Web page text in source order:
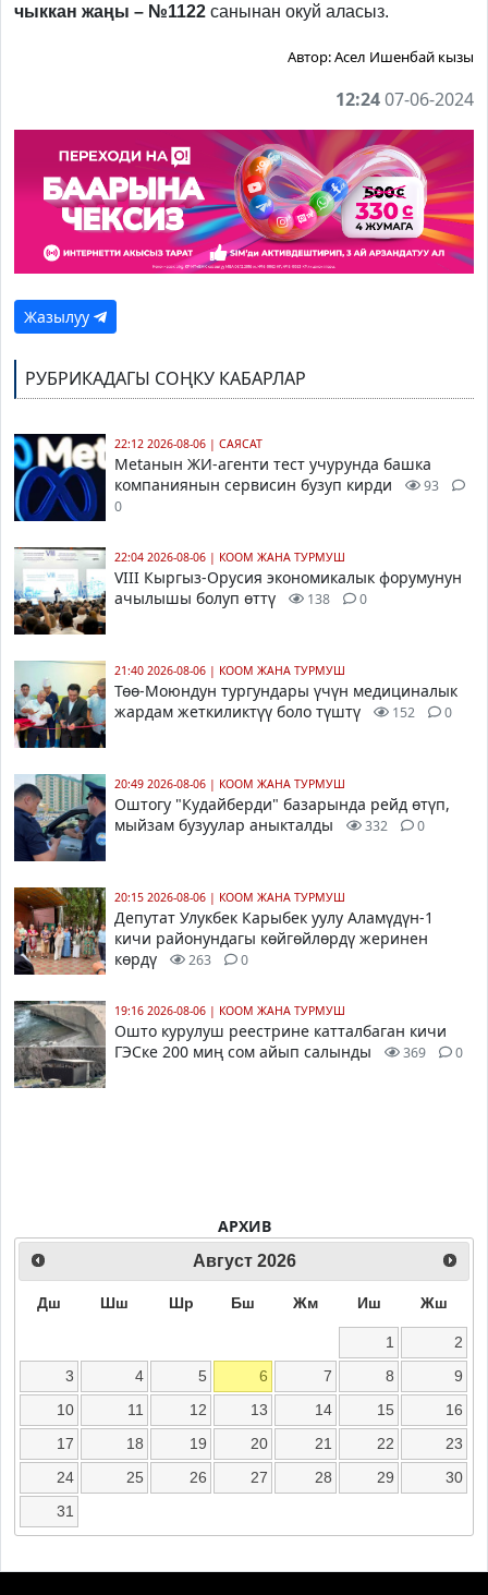
чыккан жаңы – №1122 санынан окуй аласыз.
Автор:Асел Ишенбай кызы
12:2407-06-2024
Жазылуу
РУБРИКАДАГЫ СОҢКУ КАБАРЛАР
22:12 2026-08-06 | САЯСАТ
Metaнын ЖИ-агенти тест учурунда башка
компаниянын сервисин бузуп кирди
93
0
22:04 2026-08-06 | КООМ ЖАНА ТУРМУШ
VIII Кыргыз-Орусия экономикалык форумунун
ачылышы болуп өттү
138 0
21:40 2026-08-06 | КООМ ЖАНА ТУРМУШ
Төө-Моюндун тургундары үчүн медициналык
жардам жеткиликтүү боло түштү
152 0
20:49 2026-08-06 | КООМ ЖАНА ТУРМУШ
Оштогу "Кудайберди" базарында рейд өтүп,
мыйзам бузуулар аныкталды
332 0
20:15 2026-08-06 | КООМ ЖАНА ТУРМУШ
Депутат Улукбек Карыбек уулу Аламүдүн-1
кичи районундагы көйгөйлөрдү жеринен
көрдү
263 0
19:16 2026-08-06 | КООМ ЖАНА ТУРМУШ
Ошто курулуш реестрине катталбаган кичи
ГЭСке 200 миң сом айып салынды
369 0
АРХИВ
Август 2026
Дш Шш Шр Бш Жм Иш Жш
1
2
3
4 5 6 7 8
9
10
11 12 13 14 15
16
17
18 19 20 21 22
23
24
25 26 27 28 29
30
31